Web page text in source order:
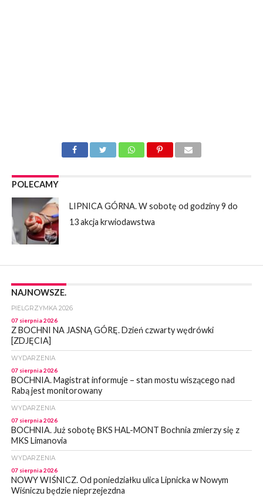
POLECAMY
LIPNICA GÓRNA. W sobotę od godziny 9 do
13 akcja krwiodawstwa
NAJNOWSZE.
PIELGRZYMKA 2026
07 sierpnia 2026
Z BOCHNI NA JASNĄ GÓRĘ. Dzień czwarty wędrówki
[ZDJĘCIA]
WYDARZENIA
07 sierpnia 2026
BOCHNIA. Magistrat informuje – stan mostu wiszącego nad
Rabą jest monitorowany
WYDARZENIA
07 sierpnia 2026
BOCHNIA. Już sobotę BKS HAL-MONT Bochnia zmierzy się z
MKS Limanovia
WYDARZENIA
07 sierpnia 2026
NOWY WIŚNICZ. Od poniedziałku ulica Lipnicka w Nowym
Wiśniczu będzie nieprzejezdna